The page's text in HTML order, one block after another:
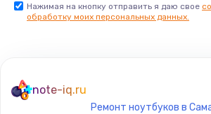
Нажимая на кнопку отправить я даю свое
обработку моих персональных данных.
note-iq.ru
Ремонт ноутбуков в